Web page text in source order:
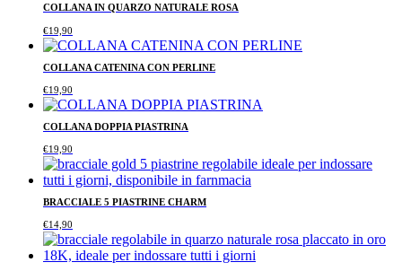
COLLANA IN QUARZO NATURALE ROSA
€19,90
COLLANA CATENINA CON PERLINE
€19,90
COLLANA DOPPIA PIASTRINA
€19,90
BRACCIALE 5 PIASTRINE CHARM
€14,90